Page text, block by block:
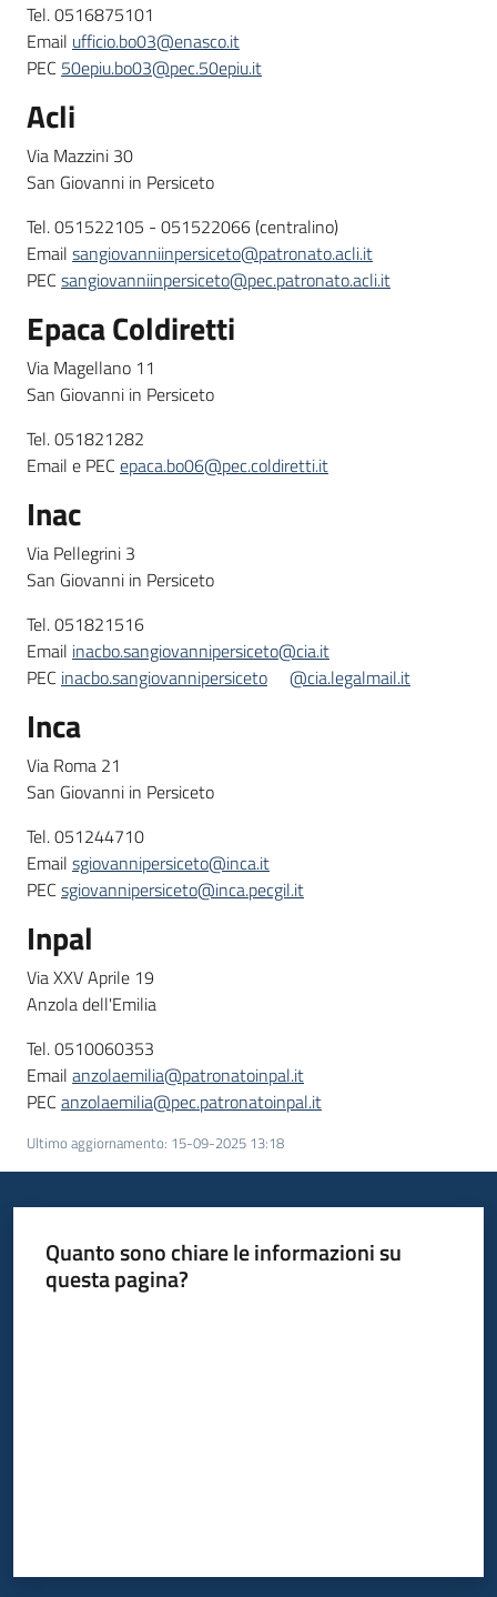
Tel. 0516875101
Email ufficio.bo03@enasco.it
PEC 50epiu.bo03@pec.50epiu.it
Acli
Via Mazzini 30
San Giovanni in Persiceto
Tel. 051522105 - 051522066 (centralino)
Email sangiovanniinpersiceto@patronato.acli.it
PEC sangiovanniinpersiceto@pec.patronato.acli.it
Epaca Coldiretti
Via Magellano 11
San Giovanni in Persiceto
Tel. 051821282
Email e PEC epaca.bo06@pec.coldiretti.it
Inac
Via Pellegrini 3
San Giovanni in Persiceto
Tel. 051821516
Email inacbo.sangiovannipersiceto@cia.it
PEC inacbo.sangiovannipersiceto @cia.legalmail.it
Inca
Via Roma 21
San Giovanni in Persiceto
Tel. 051244710
Email sgiovannipersiceto@inca.it
PEC sgiovannipersiceto@inca.pecgil.it
Inpal
Via XXV Aprile 19
Anzola dell'Emilia
Tel. 0510060353
Email anzolaemilia@patronatoinpal.it
PEC anzolaemilia@pec.patronatoinpal.it
Ultimo aggiornamento: 15-09-2025 13:18
Quanto sono chiare le informazioni su
questa pagina?